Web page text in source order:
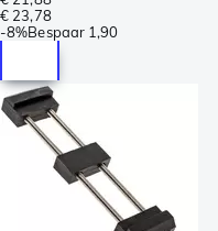
€ 23,78
-8%Bespaar 1,90